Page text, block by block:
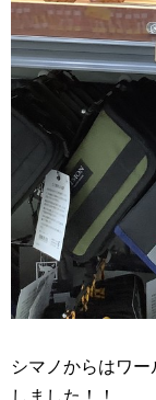
シマノからはワ
しました！！